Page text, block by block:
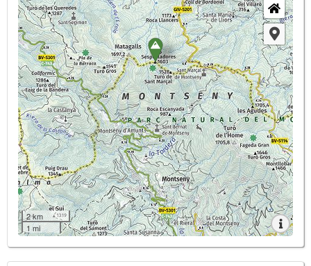
2 km
1 mi